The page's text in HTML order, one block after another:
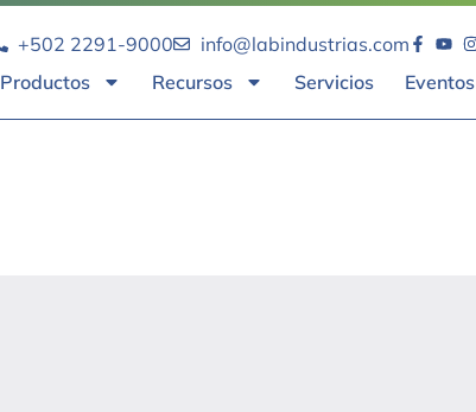
+502 2291-9000
info@labindustrias.com
Productos Recursos Servicios Eventos